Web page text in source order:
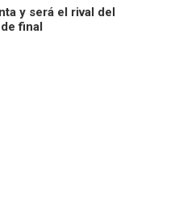
y será el rival del
final